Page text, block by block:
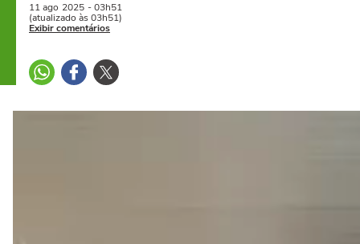
11 ago 2025 - 03h51
(atualizado às 03h51)
Exibir comentários